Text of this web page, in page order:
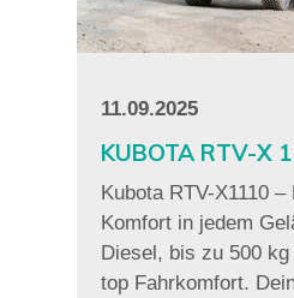
11.09.2025
KUBOTA RTV-X
Kubota RTV-X1110 –
Komfort in jedem
Diesel, bis zu 500 kg
top Fahrkomfort.